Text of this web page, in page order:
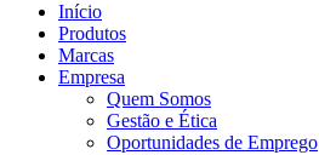
Início
Produtos
Marcas
Empresa
Quem Somos
Gestão e Ética
Oportunidades de Emprego